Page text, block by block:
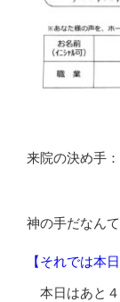
来院の決め手
神の手だなん
【それでは本
本日はあと４